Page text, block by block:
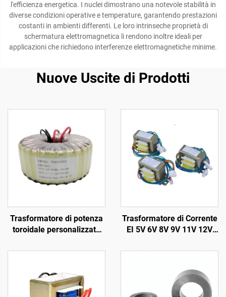
l'efficienza energetica. I nuclei dimostrano una notevole stabilità in
diverse condizioni operative e temperature, garantendo prestazioni
costanti in ambienti differenti. Le loro intrinseche proprietà di
schermatura elettromagnetica li rendono inoltre ideali per
applicazioni che richiedono interferenze elettromagnetiche minime.
Nuove Uscite di Prodotti
Trasformatore di potenza
toroidale personalizzato
trasformatore per circuito
toroidale per uscita audio
Trasformatore di Corrente
EI 5V 6V 8V 9V 11V 12V
Trasformatore 110V a
Abbassatore